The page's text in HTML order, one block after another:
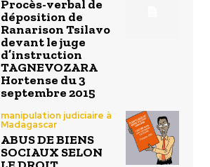
Procès-verbal de
déposition de
Ranarison Tsilavo
devant le juge
d’instruction
TAGNEVOZARA
Hortense du 3
septembre 2015
manipulation judiciaire à
Madagascar
ABUS DE BIENS
SOCIAUX SELON